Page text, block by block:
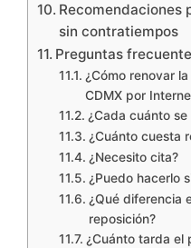
Recomendaciones
sin contratiempos
Preguntas
¿Cómo renovar
CDMX por
¿Cada cuánto se
¿Cuánto cuesta
¿Necesito cita?
¿Puedo hacerlo
¿Qué diferencia
reposición?
¿Cuánto tarda el